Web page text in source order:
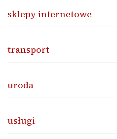
sklepy internetowe
transport
uroda
usługi